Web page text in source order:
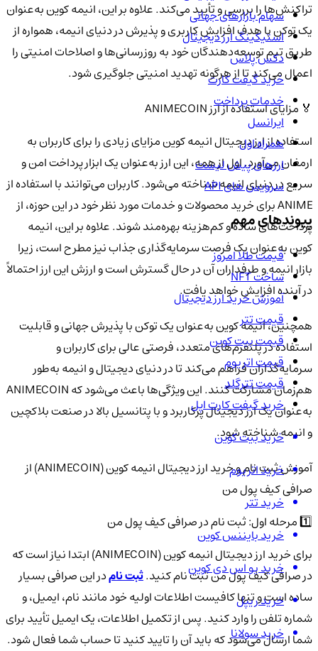
تراکنش‌ها را بررسی و تأیید می‌کند. علاوه بر این، انیمه کوین به‌عنوان
یک توکن با هدف افزایش کاربری و پذیرش در دنیای انیمه، همواره از
طریق تیم توسعه‌دهندگان خود به روزرسانی‌ها و اصلاحات امنیتی را
اعمال می‌کند تا از هرگونه تهدید امنیتی جلوگیری شود.
🏅 مزایای استفاده از ارز ANIMECOIN
استفاده از ارز دیجیتال انیمه کوین مزایای زیادی را برای کاربران به
ارمغان می‌آورد. اول از همه، این ارز به‌عنوان یک ابزار پرداخت امن و
سریع در دنیای انیمه شناخته می‌شود. کاربران می‌توانند با استفاده از
ANIME برای خرید محصولات و خدمات مورد نظر خود در این حوزه، از
پرداخت‌های ساده و کم‌هزینه بهره‌مند شوند. علاوه بر این، انیمه
کوین به‌عنوان یک فرصت سرمایه‌گذاری جذاب نیز مطرح است، زیرا
بازار انیمه و طرفداران آن در حال گسترش است و ارزش این ارز احتمالاً
در آینده افزایش خواهد یافت.
همچنین، انیمه کوین به‌عنوان یک توکن با پذیرش جهانی و قابلیت
استفاده در پلتفرم‌های متعدد، فرصتی عالی برای کاربران و
سرمایه‌گذاران فراهم می‌کند تا در دنیای دیجیتال و انیمه به‌طور
هم‌زمان مشارکت کنند. این ویژگی‌ها باعث می‌شود که ANIMECOIN
به‌عنوان یک ارز دیجیتال پرکاربرد و با پتانسیل بالا در صنعت بلاکچین
و انیمه شناخته شود.
آموزش ثبت نام و خرید ارز دیجیتال انیمه کوین (ANIMECOIN) از
صرافی کیف پول من
1️⃣ مرحله اول: ثبت نام در صرافی کیف پول من
برای خرید ارز دیجیتال انیمه کوین (ANIMECOIN) ابتدا نیاز است که
در صرافی کیف پول من ثبت نام کنید.ثبت نامدر این صرافی بسیار
ساده است و تنها کافیست اطلاعات اولیه خود مانند نام، ایمیل، و
شماره تلفن را وارد کنید. پس از تکمیل اطلاعات، یک ایمیل تأیید برای
شما ارسال می‌شود که باید آن را تایید کنید تا حساب شما فعال شود.
سهام بازارهای جهانی
استیکینگ ارز دیجیتال
دکس پلاس
خرید گیفت کارت
خدمات پرداخت
ایرانسل
همراه اول
ارزهای پیش لیست
سرویس های API
پیوندهای مهم
قیمت طلا امروز
ساخت NFT
آموزش خرید ارز دیجیتال
قیمت تتر
قیمت بیت کوین
قیمت اتریوم
قیمت تترگلد
خرید گیفت کارت اپل
خرید بیت کوین
خرید اتریوم
خرید تتر
خرید بایننس کوین
خرید یو اس دی کوین
خرید ریپل
خرید سولانا